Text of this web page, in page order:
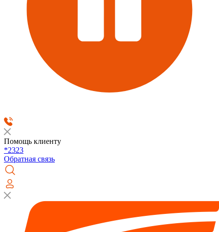
Помощь клиенту
*2323
Обратная связь